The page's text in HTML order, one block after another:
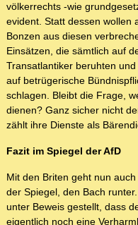
völkerrechts -wie
evident. Statt dessen wollen
Bonzen aus diesen
Einsätzen, die sämtlich auf
Transatlantiker beruhten
auf betrügerische
schlagen. Bleibt die Frage,
dienen? Ganz sicher nicht
zählt ihre Dienste als
Fazit im Spiegel der AfD
Mit den Briten geht nun
der Spiegel, den Bach
unter Beweis gestellt, dass
eigentlich noch eine